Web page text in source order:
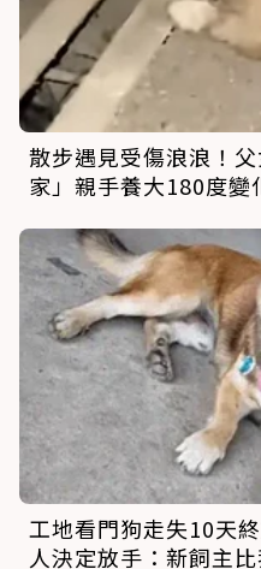
散步遇見受傷浪浪！
家」親手養大180度變
工地看門狗走失10天
人決定放手：新飼主